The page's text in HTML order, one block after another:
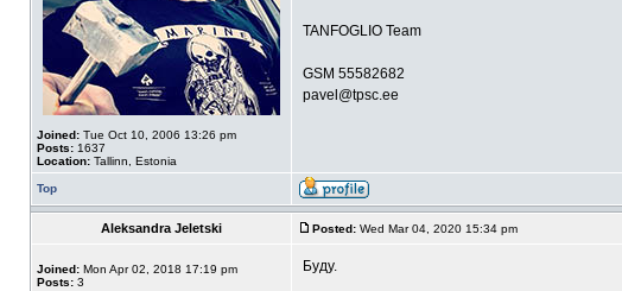
Joined: Tue Oct 10, 2006 13:26 pm
Posts: 1637
Location: Tallinn, Estonia
TANFOGLIO Team
GSM 55582682
pavel@tpsc.ee
Top
Aleksandra Jeletski Posted: Wed Mar 04, 2020 15:34 pm
Joined: Mon Apr 02, 2018 17:19 pm
Posts: 3
Буду.